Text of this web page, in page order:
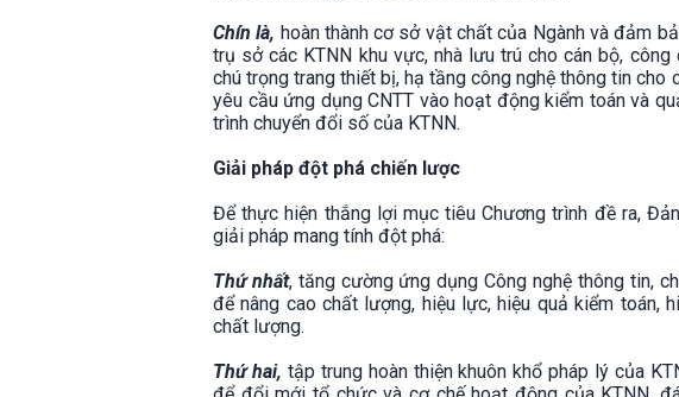
Chín là, hoàn thành cơ sở vật chất của Ngành và đảm
trụ sở các KTNN khu vực, nhà lưu trú cho cán bộ,
chú trọng trang thiết bị, hạ tầng công nghệ thông tin
yêu cầu ứng dụng CNTT vào hoạt động kiểm toán và
trình chuyển đổi số của KTNN.
Giải pháp đột phá chiến lược
Để thực hiện thắng lợi mục tiêu Chương trình đề ra,
giải pháp mang tính đột phá:
Thứ nhất, tăng cường ứng dụng Công nghệ thông tin,
để nâng cao chất lượng, hiệu lực, hiệu quả kiểm toán,
chất lượng.
Thứ hai, tập trung hoàn thiện khuôn khổ pháp lý của